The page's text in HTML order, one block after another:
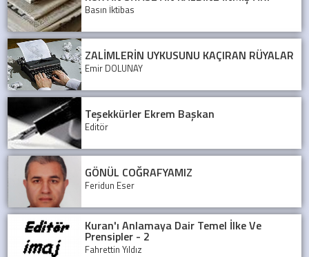
Basın İktibas
ZALİMLERİN UYKUSUNU KAÇIRAN RÜYALAR
Emir DOLUNAY
Teşekkürler Ekrem Başkan
Editör
GÖNÜL COĞRAFYAMIZ
Feridun Eser
Kuran'ı Anlamaya Dair Temel İlke Ve
Prensipler - 2
Fahrettin Yıldız